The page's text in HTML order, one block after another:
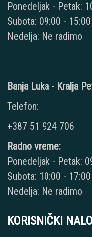
Ponedeljak - Petak:
Subota: 09:00 - 15:00
Nedelja: Ne radimo
Banja Luka - Kralja
Telefon:
+387 51 924 706
Radno vreme:
Ponedeljak - Petak:
Subota: 10:00 - 17:00
Nedelja: Ne radimo
KORISNIČKI